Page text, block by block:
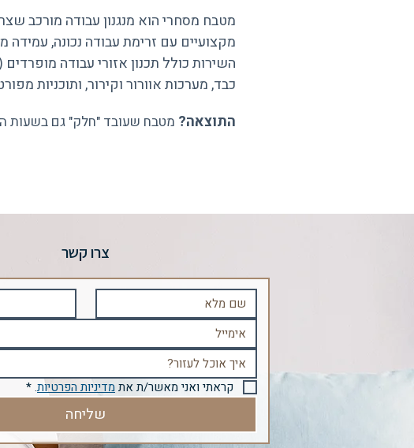
מטבח מסחרי הוא מנגנון עבודה מורכב
מקצועיים עם זרימת עבודה נכונה,
השירות כולל תכנון אזורי עבודה
כבד, מערכות אוורור וקירור, ותוכניות
התוצאה? מטבח שעובד "חלק" גם בשעות
צרו קשר
קראתי ואני מאשר/ת את מדיניות הפרטיות.
*
שליחה